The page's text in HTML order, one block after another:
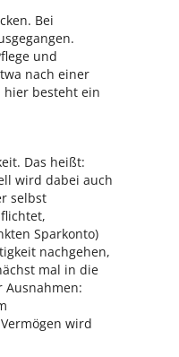
Bei
und
nach einer
hier besteht ein
Das heißt:
wird dabei auch
selbst
Sparkonto)
nachgehen,
mal in die
Ausnahmen:
wird